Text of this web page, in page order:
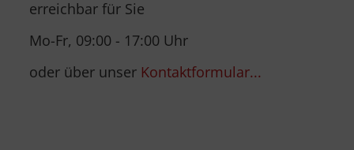
erreichbar für Sie
Mo-Fr, 09:00 - 17:00 Uhr
oder über unser Kontaktformular...